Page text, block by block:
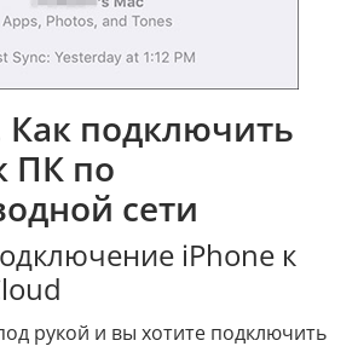
Как подключить
ПК по
сети
iPhone к
рукой и вы хотите подключить